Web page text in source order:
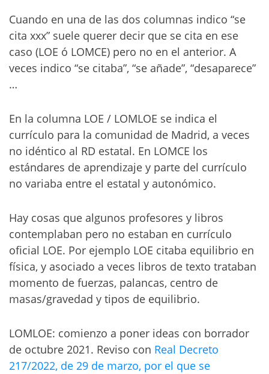
Cuando en una de las dos columnas indico “se
cita xxx” suele querer decir que se cita en ese
caso (LOE ó LOMCE) pero no en el anterior. A
veces indico “se citaba”, “se añade”, “desaparece”
…
En la columna LOE / LOMLOE se indica el
currículo para la comunidad de Madrid, a veces
no idéntico al RD estatal. En LOMCE los
estándares de aprendizaje y parte del currículo
no variaba entre el estatal y autonómico.
Hay cosas que algunos profesores y libros
contemplaban pero no estaban en currículo
oficial LOE. Por ejemplo LOE citaba equilibrio en
física, y asociado a veces libros de texto trataban
momento de fuerzas, palancas, centro de
masas/gravedad y tipos de equilibrio.
LOMLOE: comienzo a poner ideas con borrador
de octubre 2021. Reviso con Real Decreto
217/2022, de 29 de marzo, por el que se